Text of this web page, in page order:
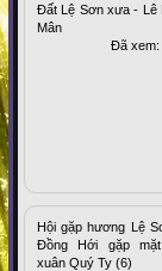
Đất Lệ Sơn xưa - Lê
Mân
Đã xem:
Hội gặp hương Lệ
Đồng Hới gặp
xuân Quý Ty (6)